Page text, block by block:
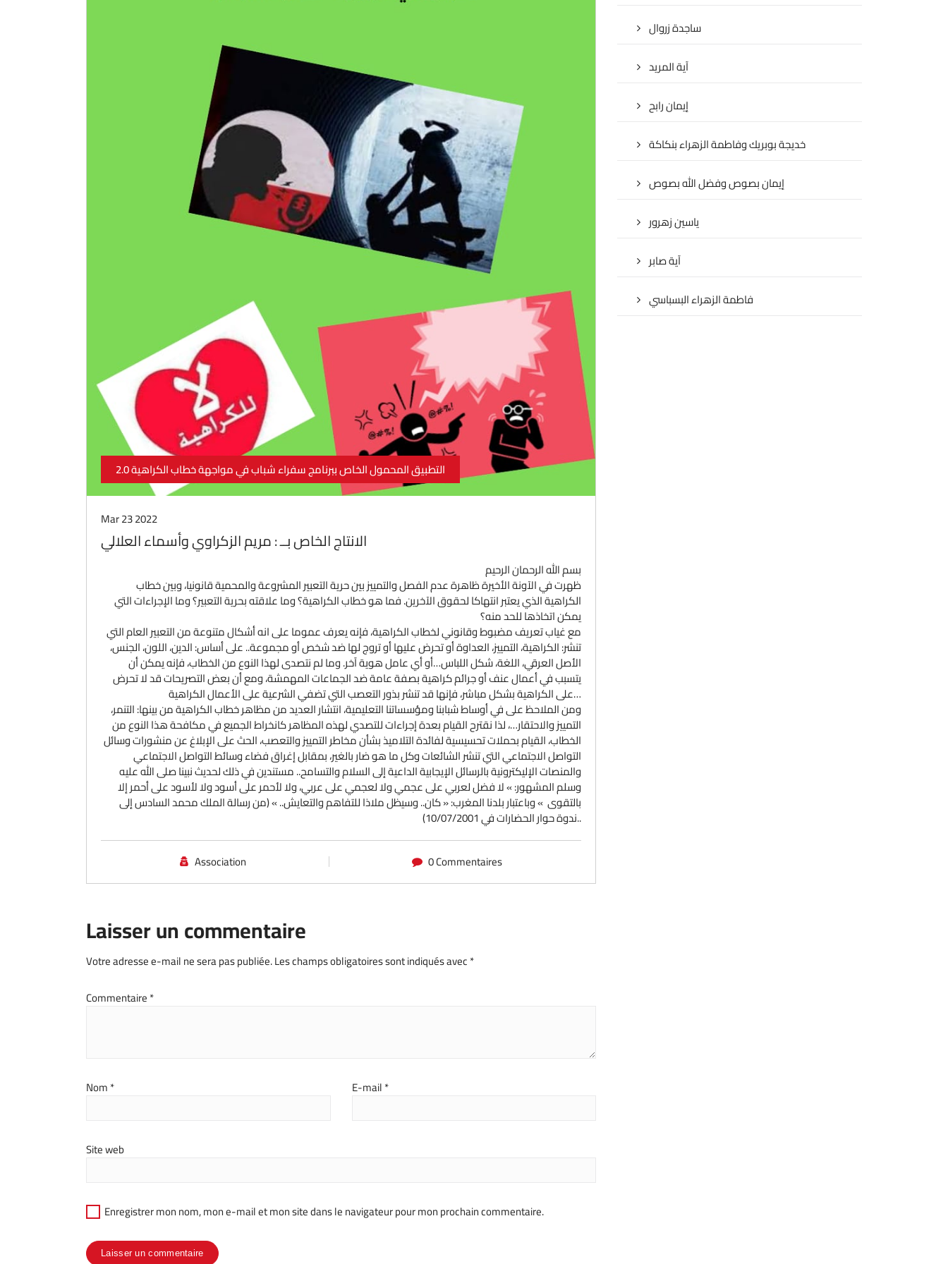
التطبيق المحمول الخاص ببرنامج سفراء شباب في مواجهة خطاب الكراهية 2.0
Mar 23 2022
الانتاج الخاص بــ : مريم الزكراوي وأسماء العلالي
بسم الله الرحمان الرحيم
ظهرت في الآونة الأخيرة ظاهرة عدم الفصل والتمييز بين حرية التعبير المشروعة والمحمية قانونيا، وبين خطاب
الكراهية الذي يعتبر انتهاكالحقوق الآخرين. فما هو خطاب الكراهية؟ وما علاقته بحرية التعبير؟ وما الإجراءات التي
يمكن اتخاذها للحد منه؟
مع غياب تعريف مضبوط وقانوني لخطاب الكراهية، فإنه يعرف عموما على انه أشكال متنوعة من التعبير العام التي
تنشر: الكراهية، التمييز، العداوة أو تحرض عليها أو تروج لها ضد شخص أو مجموعة.. على أساس: الدين، اللون، الجنس،
الأصل العرقي، اللغة، شكل اللباس…أو أي عامل هوية آخر. وما لم نتصدى لهذا النوع من الخطاب، فإنه يمكن أن
يتسبب في أعمال عنف أو جرائم كراهية بصفة عامة ضد الجماعات المهمشة، ومع أن بعض التصريحات قد لا تحرض
على الكراهية بشكل مباشر، فإنها قد تنشر بذور التعصب التي تضفي الشرعية على الأعمال الكراهية…
ومن الملاحظ على في أوساط شبابنا ومؤسساتنا التعليمية، انتشار العديد من مظاهر خطاب الكراهية من بينها: التنمر،
التمييز والاحتقار…، لذا نقترح القيام بعدة إجراءات للتصدي لهذه المظاهر كانخراط الجميع في مكافحة هذا النوع من
الخطاب، القيام بحملات تحسيسية لفائدة التلاميذ بشأن مخاطر التمييز والتعصب، الحث على الإبلاغ عن منشورات وسائل
التواصل الاجتماعي التي تنشر الشائعات وكل ما هو ضار بالغير، بمقابل إغراق فضاء وسائط التواصل الاجتماعي
والمنصات الإليكترونية بالرسائل الإيجابية الداعية إلى السلام والتسامح.. مستندين في ذلك لحديث نبينا صلى الله عليه
وسلم المشهور: » لا فضل لعربي على عجمي ولا لعجمي على عربي، ولا لأحمر على أسود ولا لأسود على أحمر إلا
بالتقوى » وباعتبار بلدنا المغرب: « كان.. وسيظل ملاذا للتفاهم والتعايش.. » (من رسالة الملك محمد السادس إلى
ندوة حوار الحضارات في 10/07/2001)..
Association 0 Commentaires
Laisser un commentaire
Votre adresse e-mail ne sera pas publiée.Les champs obligatoires sont indiqués avec*
Commentaire*
Nom* E-mail*
Site web
Enregistrer mon nom, mon e-mail et mon site dans le navigateur pour mon prochain commentaire.
ساجدة زروال
آية المريد
إيمان رابح
خديجة بوبريك وفاطمة الزهراء بنكاكة
إيمان بصوص وفضل الله بصوص
ياسين زهرور
آية صابر
فاطمة الزهراء البسباسي